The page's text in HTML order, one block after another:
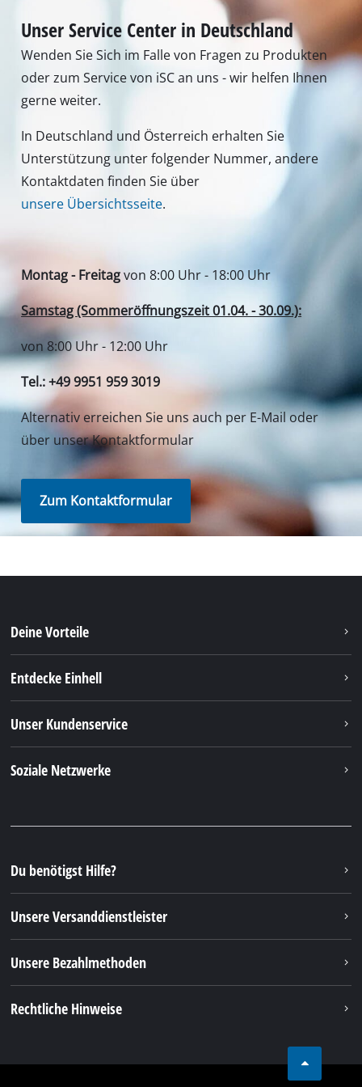
Unser Service Center in Deutschland
Wenden Sie Sich im Falle von Fragen zu Produkten
oder zum Service von iSC an uns - wir helfen Ihnen
gerne weiter.
In Deutschland und Österreich erhalten Sie
Unterstützung unter folgender Nummer, andere
Kontaktdaten finden Sie über
unsere Übersichtsseite.
Montag - Freitagvon 8:00 Uhr - 18:00 Uhr
Samstag (Sommeröffnungszeit 01.04. - 30.09.):
von 8:00 Uhr - 12:00 Uhr
Tel.: +49 9951 959 3019
Alternativ erreichen Sie uns auch per E-Mail oder
über unser Kontaktformular
Zum Kontaktformular
Deine Vorteile
Entdecke Einhell
Unser Kundenservice
Soziale Netzwerke
Du benötigst Hilfe?
Unsere Versanddienstleister
Unsere Bezahlmethoden
Rechtliche Hinweise